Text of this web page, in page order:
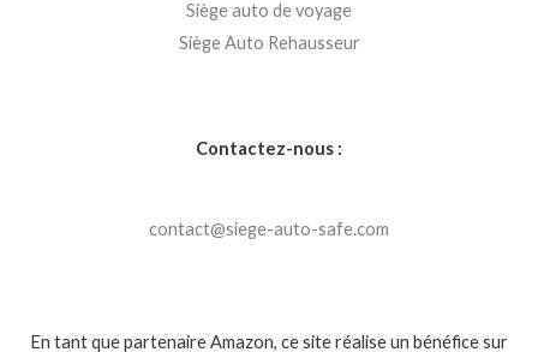
Siège auto de voyage
Siège Auto Rehausseur
Contactez-nous :
contact@siege-auto-safe.com
En tant que partenaire Amazon, ce site réalise un bénéfice sur